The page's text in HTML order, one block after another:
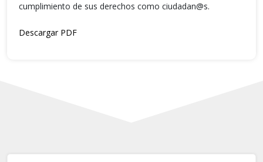
cumplimiento de sus derechos como ciudadan@s.
Descargar PDF